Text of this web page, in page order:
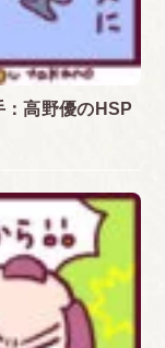
：高野優のHSP